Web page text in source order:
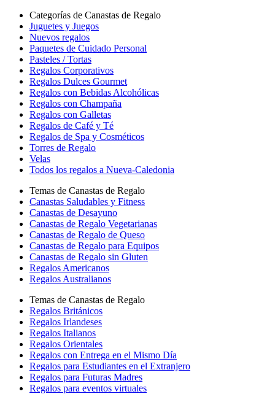
Categorías de Canastas de Regalo
Juguetes y Juegos
Nuevos regalos
Paquetes de Cuidado Personal
Pasteles / Tortas
Regalos Corporativos
Regalos Dulces Gourmet
Regalos con Bebidas Alcohólicas
Regalos con Champaña
Regalos con Galletas
Regalos de Café y Té
Regalos de Spa y Cosméticos
Torres de Regalo
Velas
Todos los regalos a Nueva-Caledonia
Temas de Canastas de Regalo
Canastas Saludables y Fitness
Canastas de Desayuno
Canastas de Regalo Vegetarianas
Canastas de Regalo de Queso
Canastas de Regalo para Equipos
Canastas de Regalo sin Gluten
Regalos Americanos
Regalos Australianos
Temas de Canastas de Regalo
Regalos Británicos
Regalos Irlandeses
Regalos Italianos
Regalos Orientales
Regalos con Entrega en el Mismo Día
Regalos para Estudiantes en el Extranjero
Regalos para Futuras Madres
Regalos para eventos virtuales